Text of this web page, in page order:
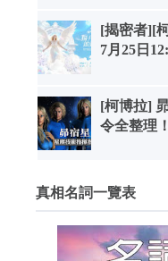
[揭密者][
7月25日
[柯博拉]
令全整理
真相名詞一覽表